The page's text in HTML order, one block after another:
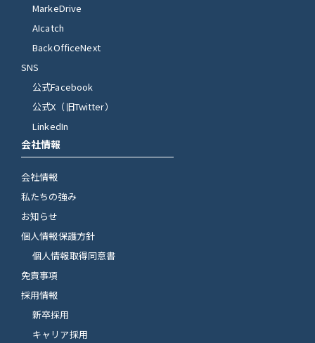
MarkeDrive
AIcatch
BackOfficeNext
SNS
公式Facebook
公式X（旧Twitter）
LinkedIn
会社情報
会社情報
私たちの強み
お知らせ
個人情報保護方針
個人情報取得同意書
免責事項
採用情報
新卒採用
キャリア採用